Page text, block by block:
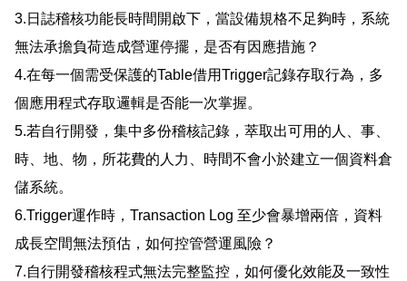
3. 日誌稽核功能長時間開啟下，當設備規格不足夠時，系統
無法承擔負荷造成營運停擺，是否有因應措施？
4.在每一個需受保護的Table借用Trigger記錄存取行為，多
個應用程式存取邏輯是否能一次掌握。
5.若自行開發，集中多份稽核記錄，萃取出可用的人、事、
時、地、物，所花費的人力、時間不會小於建立一個資料倉
儲系統。
6.Trigger運作時， Transaction Log 至少會暴增兩倍，資料
成長空間無法預估，如何控管營運風險？
7.自行開發稽核程式無法完整監控，如何優化效能及一致性